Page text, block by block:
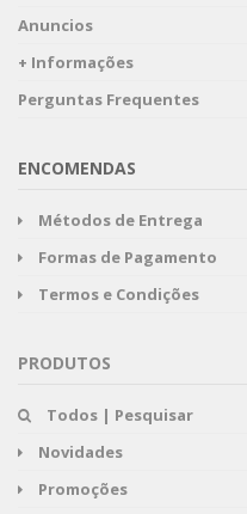
Anuncios
+ Informações
Perguntas Frequentes
ENCOMENDAS
Métodos de Entrega
Formas de Pagamento
Termos e Condições
PRODUTOS
Todos | Pesquisar
Novidades
Promoções